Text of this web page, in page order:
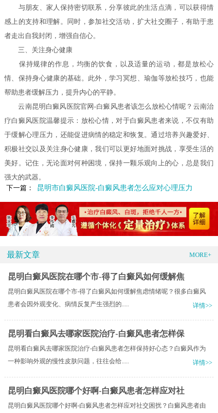
与朋友、家人保持密切联系，分享彼此的生活点滴，可以获得情
感上的支持和理解。同时，参加社交活动，扩大社交圈子，有助于患
者走出自我封闭，增强自信心。
三、关注身心健康
保持规律的作息，均衡的饮食，以及适量的运动，都是放松心
情、保持身心健康的基础。此外，学习冥想、瑜伽等放松技巧，也能
帮助患者缓解压力，提升内心的平静。
云南昆明白癜风医院官网-白癜风患者该怎么放松心情呢？云南治
疗白癜风医院温馨提示：放松心情，对于白癜风患者来说，不仅有助
于缓解心理压力，还能促进病情的稳定和恢复。通过培养兴趣爱好、
积极社交以及关注身心健康，我们可以更好地面对挑战，享受生活的
美好。记住，无论面对何种困境，保持一颗乐观向上的心，总是我们
强大的武器。
下一篇：
昆明市白癜风医院-白癜风患者怎么应对心理压力
最新文章 MORE+
昆明白癜风医院在哪个市-得了白癜风如何缓解焦
昆明白癜风医院在哪个市-得了白癜风如何缓解焦虑情绪呢？很多白癜风
患者会因外观变化、病情反复产生强烈的.....
详情>>
昆明看白癜风去哪家医院治疗-白癜风患者怎样保
昆明看白癜风去哪家医院治疗-白癜风患者怎样保持好心态？白癜风作为
一种影响外观的慢性皮肤问题，往往会给.....
详情>>
昆明白癜风医院哪个好啊-白癜风患者怎样应对社
昆明白癜风医院哪个好啊-白癜风患者怎样应对社交困扰？白癜风患者由